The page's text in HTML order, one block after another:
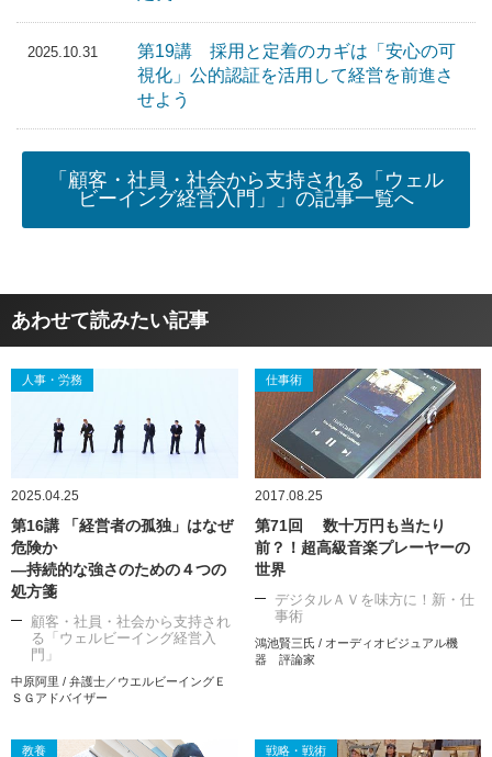
2025.10.31
第19講 採用と定着のカギは「安心の可
視化」公的認証を活用して経営を前進さ
せよう
「顧客・社員・社会から支持される「ウェル
ビーイング経営入門」」の記事一覧へ
あわせて読みたい記事
人事・労務
2025.04.25
第16講 「経営者の孤独」はなぜ
危険か
―持続的な強さのための４つの
処方箋
顧客・社員・社会から支持され
る「ウェルビーイング経営入
門」
中原阿里 / 弁護士／ウエルビーイングＥ
ＳＧアドバイザー
仕事術
2017.08.25
第71回 数十万円も当たり
前？！超高級音楽プレーヤーの
世界
デジタルＡＶを味方に！新・仕
事術
鴻池賢三氏 / オーディオビジュアル機
器 評論家
教養 戦略・戦術